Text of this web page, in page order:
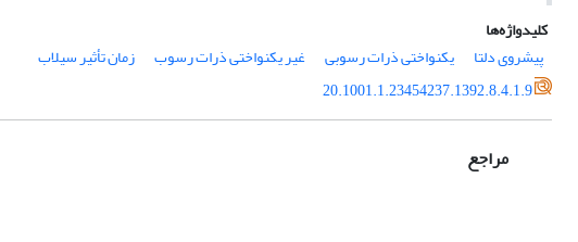
کلیدواژه‌ها
پیشروی دلتا
یکنواختی ذرات رسوبی غیر یکنواختی ذرات رسوب
زمان تأثیر سیلاب
20.1001.1.23454237.1392.8.4.1.9
مراجع